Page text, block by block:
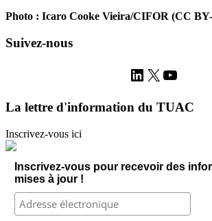
Photo : Icaro Cooke Vieira/CIFOR (CC
Suivez-nous
LinkedIn
X YouTube
La lettre d'information du TUAC
Inscrivez-vous ici
Inscrivez-vous pour recevoir des
mises à jour !